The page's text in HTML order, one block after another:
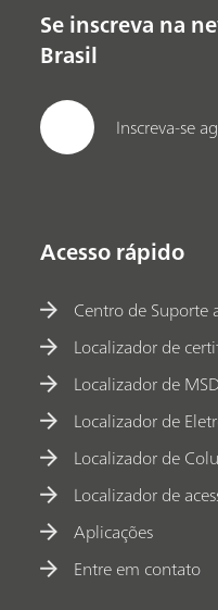
Se inscreva na
Brasil
Inscreva-se
Acesso rápido
Centro de Suporte
Localizador de
Localizador de
Localizador de
Localizador de
Localizador de
Aplicações
Entre em contato